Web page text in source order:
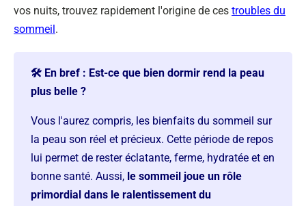
vos nuits, trouvez rapidement l'origine de ces troubles du
sommeil .
🛠️ En bref : Est-ce que bien dormir rend la peau
plus belle ?
Vous l'aurez compris, les bienfaits du sommeil sur
la peau son réel et précieux. Cette période de repos
lui permet de rester éclatante, ferme, hydratée et en
bonne santé. Aussi, le sommeil joue un rôle
primordial dans le ralentissement du